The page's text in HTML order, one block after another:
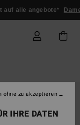
alle angebote* Damen
IHRE DATEN
ohne zu akzeptieren